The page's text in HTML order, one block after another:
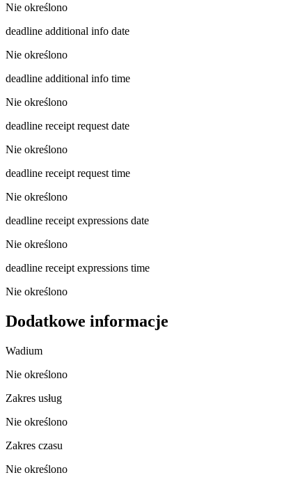
Nie określono
deadline additional info date
Nie określono
deadline additional info time
Nie określono
deadline receipt request date
Nie określono
deadline receipt request time
Nie określono
deadline receipt expressions date
Nie określono
deadline receipt expressions time
Nie określono
Dodatkowe informacje
Wadium
Nie określono
Zakres usług
Nie określono
Zakres czasu
Nie określono